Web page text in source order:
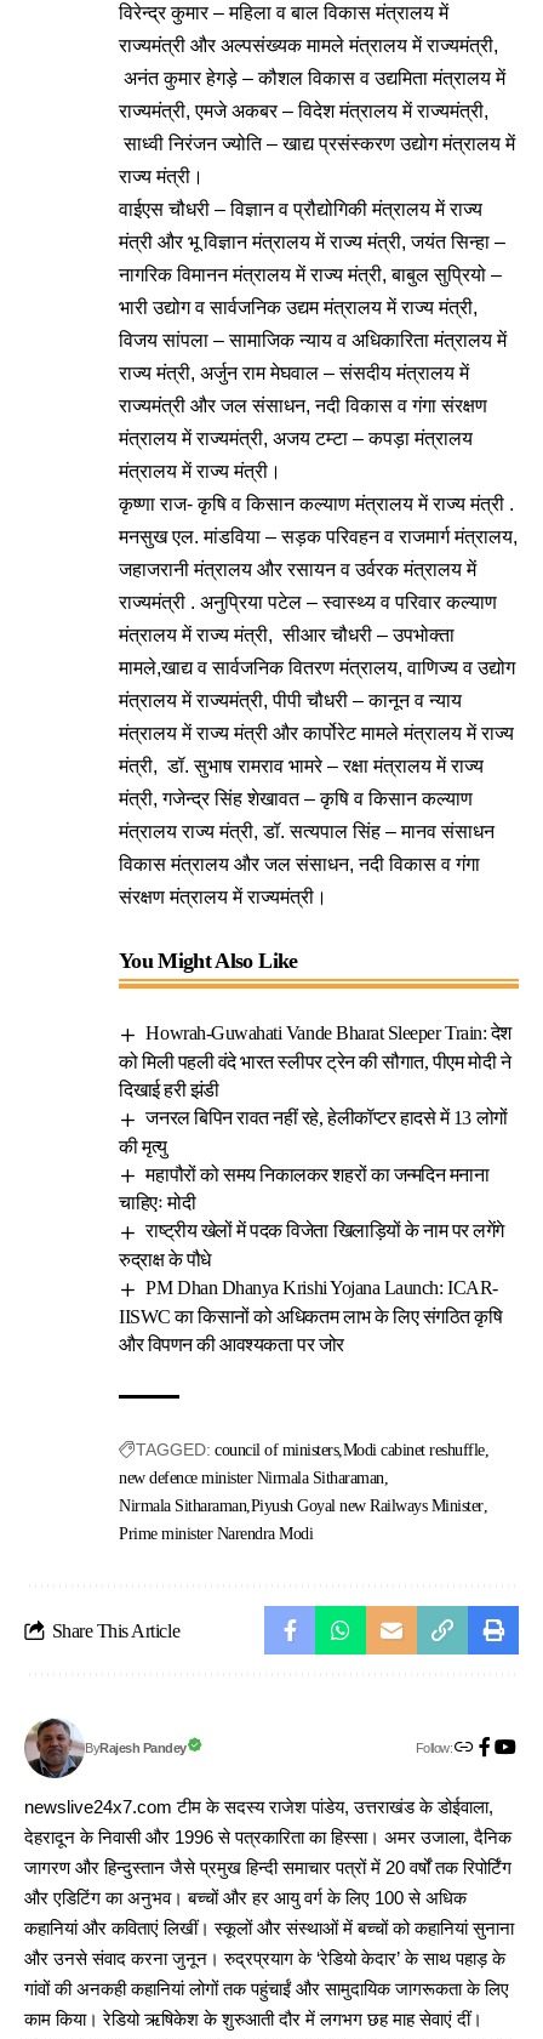
विरेन्द्र कुमार – महिला व बाल विकास मंत्रालय में
राज्यमंत्री और अल्पसंख्यक मामले मंत्रालय में राज्यमंत्री,
अनंत कुमार हेगड़े – कौशल विकास व उद्यमिता मंत्रालय में
राज्यमंत्री, एमजे अकबर – विदेश मंत्रालय में राज्यमंत्री,
साध्वी निरंजन ज्योति – खाद्य प्रसंस्करण उद्योग मंत्रालय में
राज्य मंत्री।
वाईएस चौधरी – विज्ञान व प्रौद्योगिकी मंत्रालय में राज्य
मंत्री और भू विज्ञान मंत्रालय में राज्य मंत्री, जयंत सिन्हा –
नागरिक विमानन मंत्रालय में राज्य मंत्री, बाबुल सुप्रियो –
भारी उद्योग व सार्वजनिक उद्यम मंत्रालय में राज्य मंत्री,
विजय सांपला – सामाजिक न्याय व अधिकारिता मंत्रालय में
राज्य मंत्री, अर्जुन राम मेघवाल – संसदीय मंत्रालय में
राज्यमंत्री और जल संसाधन, नदी विकास व गंगा संरक्षण
मंत्रालय में राज्यमंत्री, अजय टम्टा – कपड़ा मंत्रालय
मंत्रालय में राज्य मंत्री।
कृष्णा राज- कृषि व किसान कल्याण मंत्रालय में राज्य मंत्री .
मनसुख एल. मांडविया – सड़क परिवहन व राजमार्ग मंत्रालय,
जहाजरानी मंत्रालय और रसायन व उर्वरक मंत्रालय में
राज्यमंत्री . अनुप्रिया पटेल – स्वास्थ्य व परिवार कल्याण
मंत्रालय में राज्य मंत्री, सीआर चौधरी – उपभोक्ता
मामले,खाद्य व सार्वजनिक वितरण मंत्रालय, वाणिज्य व उद्योग
मंत्रालय में राज्यमंत्री, पीपी चौधरी – कानून व न्याय
मंत्रालय में राज्य मंत्री और कार्पोरेट मामले मंत्रालय में राज्य
मंत्री, डॉ. सुभाष रामराव भामरे – रक्षा मंत्रालय में राज्य
मंत्री, गजेन्द्र सिंह शेखावत – कृषि व किसान कल्याण
मंत्रालय राज्य मंत्री, डॉ. सत्यपाल सिंह – मानव संसाधन
विकास मंत्रालय और जल संसाधन, नदी विकास व गंगा
संरक्षण मंत्रालय में राज्यमंत्री।
You Might Also Like
Howrah-Guwahati Vande Bharat Sleeper Train: देश
को मिली पहली वंदे भारत स्लीपर ट्रेन की सौगात, पीएम मोदी ने
दिखाई हरी झंडी
जनरल बिपिन रावत नहीं रहे, हेलीकॉप्टर हादसे में 13 लोगों
की मृत्यु
महापौरों को समय निकालकर शहरों का जन्मदिन मनाना
चाहिएः मोदी
राष्ट्रीय खेलों में पदक विजेता खिलाड़ियों के नाम पर लगेंगे
रुद्राक्ष के पौधे
PM Dhan Dhanya Krishi Yojana Launch: ICAR-
IISWC का किसानों को अधिकतम लाभ के लिए संगठित कृषि
और विपणन की आवश्यकता पर जोर
TAGGED: council of ministers Modi cabinet reshuffle
new defence minister Nirmala Sitharaman
Nirmala Sitharaman Piyush Goyal new Railways Minister
Prime minister Narendra Modi
Share This Article
ByRajesh Pandey Follow:
newslive24x7.com टीम के सदस्य राजेश पांडेय, उत्तराखंड के डोईवाला,
देहरादून के निवासी और 1996 से पत्रकारिता का हिस्सा। अमर उजाला, दैनिक
जागरण और हिन्दुस्तान जैसे प्रमुख हिन्दी समाचार पत्रों में 20 वर्षों तक रिपोर्टिंग
और एडिटिंग का अनुभव। बच्चों और हर आयु वर्ग के लिए 100 से अधिक
कहानियां और कविताएं लिखीं। स्कूलों और संस्थाओं में बच्चों को कहानियां सुनाना
और उनसे संवाद करना जुनून। रुद्रप्रयाग के ‘रेडियो केदार’ के साथ पहाड़ के
गांवों की अनकही कहानियां लोगों तक पहुंचाईं और सामुदायिक जागरूकता के लिए
काम किया। रेडियो ऋषिकेश के शुरुआती दौर में लगभग छह माह सेवाएं दीं।